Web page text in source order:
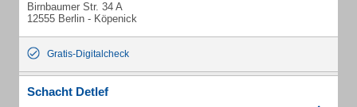
Birnbaumer Str. 34 A
12555 Berlin - Köpenick
Gratis-Digitalcheck
Schacht Detlef